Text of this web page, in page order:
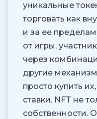
уникальные
торговать как
и за ее
от игры,
через
другие
просто купить
ставки. NFT не
собственности.